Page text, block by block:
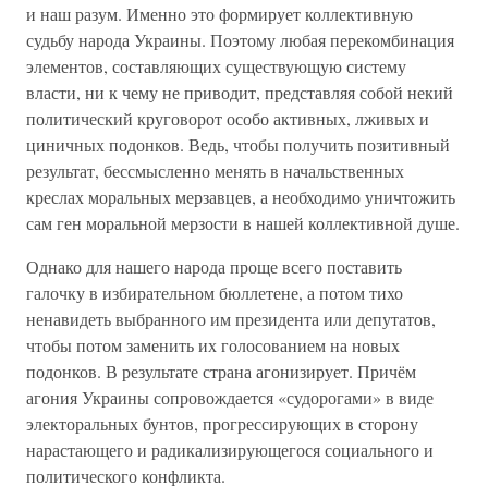
и наш разум. Именно это формирует коллективную
судьбу народа Украины. Поэтому любая перекомбинация
элементов, составляющих существующую систему
власти, ни к чему не приводит, представляя собой некий
политический круговорот особо активных, лживых и
циничных подонков. Ведь, чтобы получить позитивный
результат, бессмысленно менять в начальственных
креслах моральных мерзавцев, а необходимо уничтожить
сам ген моральной мерзости в нашей коллективной душе.
Однако для нашего народа проще всего поставить
галочку в избирательном бюллетене, а потом тихо
ненавидеть выбранного им президента или депутатов,
чтобы потом заменить их голосованием на новых
подонков. В результате страна агонизирует. Причём
агония Украины сопровождается «судорогами» в виде
электоральных бунтов, прогрессирующих в сторону
нарастающего и радикализирующегося социального и
политического конфликта.